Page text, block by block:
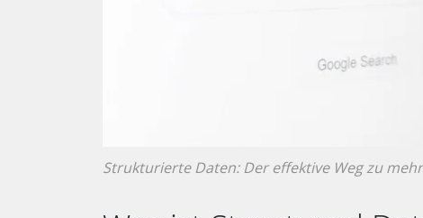
Strukturierte Daten: Der effektive Weg zu